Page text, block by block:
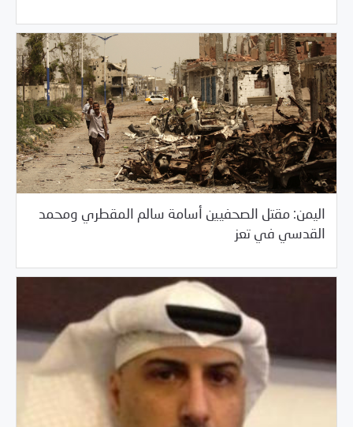
اليمن: مقتل الصحفيين أسامة سالم المقطري ومحمد
القدسي في تعز
02/19/2018 العالم العربي /خبر بارز